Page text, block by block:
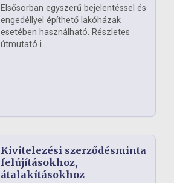
Elsősorban egyszerű bejelentéssel és
engedéllyel építhető lakóházak
esetében használható. Részletes
útmutató i...
Kivitelezési szerződésminta
felújításokhoz,
átalakításokhoz